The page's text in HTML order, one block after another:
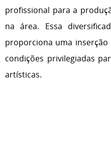
profissional para a
na área. Essa
proporciona uma
condições privilegiadas
artísticas.